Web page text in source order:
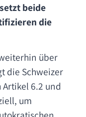
beide
die
über
die Schweizer
6.2 und
um